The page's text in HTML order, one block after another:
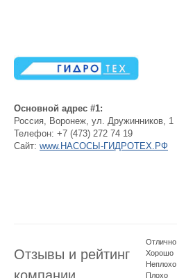
Основной адрес #1:
Россия
Воронеж ул. Дружинников, 1
Телефон: +7 (473) 272 74 19
Сайт: www.НАСОСЫ-ГИДРОТЕХ.РФ
Отлично
Хорошо
Неплохо
Плохо
Отзывы и рейтинг